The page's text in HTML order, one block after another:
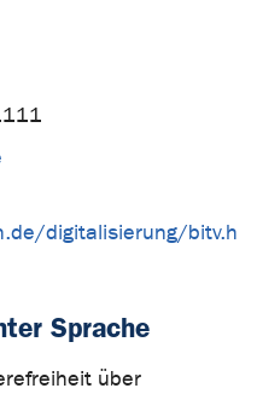
digitalisierung/bitv.h
Sprache
über